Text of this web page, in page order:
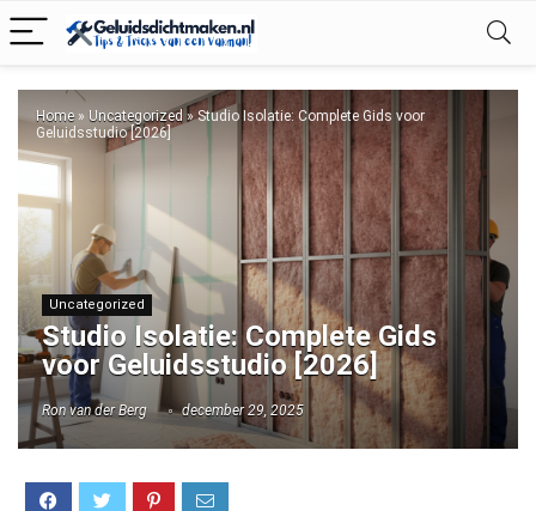
Home » Uncategorized »Studio Isolatie: Complete Gids voor
Geluidsstudio [2026]
Uncategorized
Studio Isolatie: Complete Gids
voor Geluidsstudio [2026]
Ron van der Berg december 29, 2025